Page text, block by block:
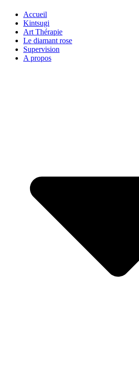
Accueil
Kintsugi
Art Thérapie
Le diamant rose
Supervision
A propos